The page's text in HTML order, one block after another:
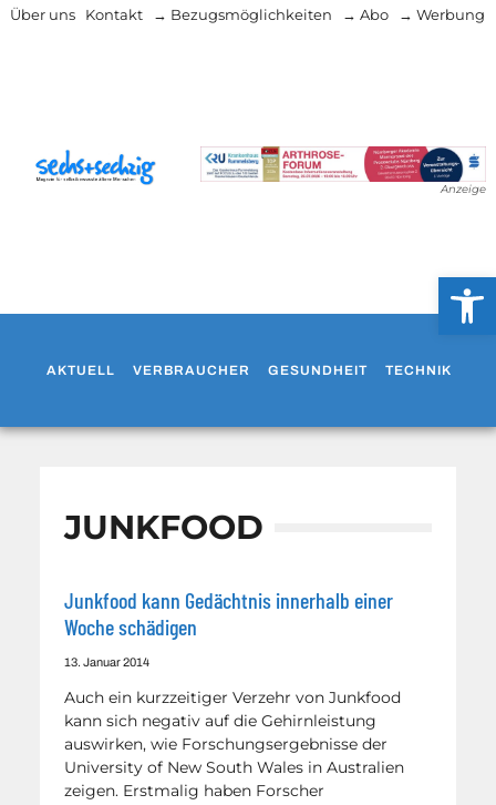
Über uns Kontakt → Bezugsmöglichkeiten → Abo → Werbung
Anzeige
AKTUELL VERBRAUCHER GESUNDHEIT TECHNIK
JUNKFOOD
Junkfood kann Gedächtnis innerhalb einer
Woche schädigen
13. Januar 2014
Auch ein kurzzeitiger Verzehr von Junkfood
kann sich negativ auf die Gehirnleistung
auswirken, wie Forschungsergebnisse der
University of New South Wales in Australien
zeigen. Erstmalig haben Forscher